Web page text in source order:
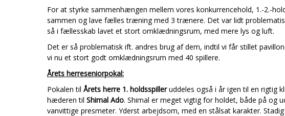
For at styrke sammenhængen mellem vores konkurrencehold, 1.-2.-
sammen og lave fælles træning med 3 trænere. Det var lidt
så i fællesskab lavet et stort omklædningsrum, med mere lys og luft.
Det er så problematisk ift. andres brug af dem, indtil vi får stillet
vi nu et stort godt omklædningsrum med 40 spillere.
Årets herreseniorpokal:
Pokalen til Årets herre 1. holdsspilleruddeles også i år igen til en rigtig
hæderen til Shimal Ado. Shimal er meget vigtig for holdet, både på og
vanvittige presmeter. Yderst arbejdsom, med en stålsat karakter.